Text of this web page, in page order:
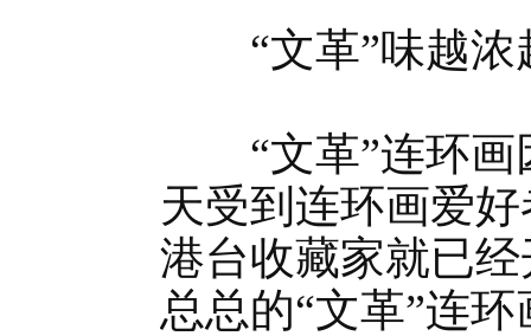
“文革”味越浓
“文革”连环画
天受到连环画爱
港台收藏家就已
总总的“文革”连